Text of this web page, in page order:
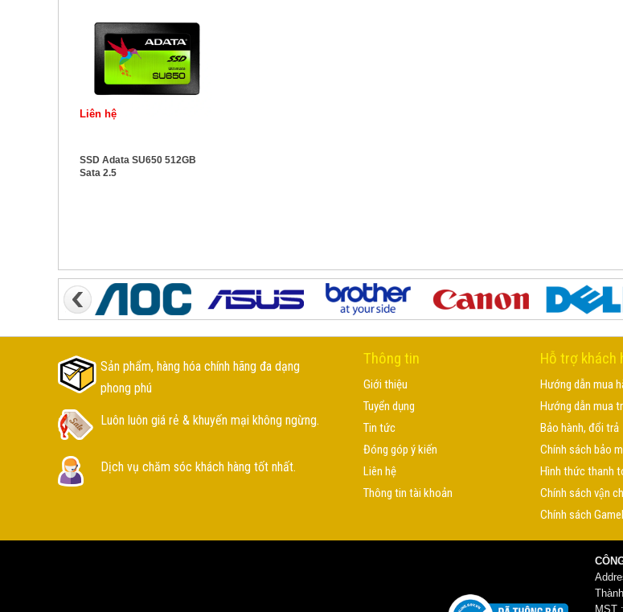
Liên hệ
SSD Adata SU650 512GB
Sata 2.5
Sản phẩm, hàng hóa chính hãng đa dạng
phong phú
Luôn luôn giá rẻ & khuyến mại không ngừng.
Dịch vụ chăm sóc khách hàng tốt nhất.
Thông tin
Giới thiệu
Tuyển dụng
Tin tức
Đóng góp ý kiến
Liên hệ
Thông tin tài khoản
Hỗ trợ khách
Hướng dẫn mua
Hướng dẫn mua
Bảo hành, đổi trả
Chính sách bảo
Hình thức thanh
Chính sách vận
Chính sách
MST